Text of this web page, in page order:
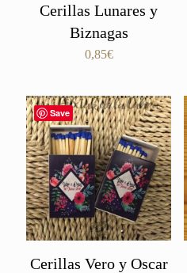
Cerillas Lunares y
Biznagas
0,85€
Save
Cerillas Vero y Oscar